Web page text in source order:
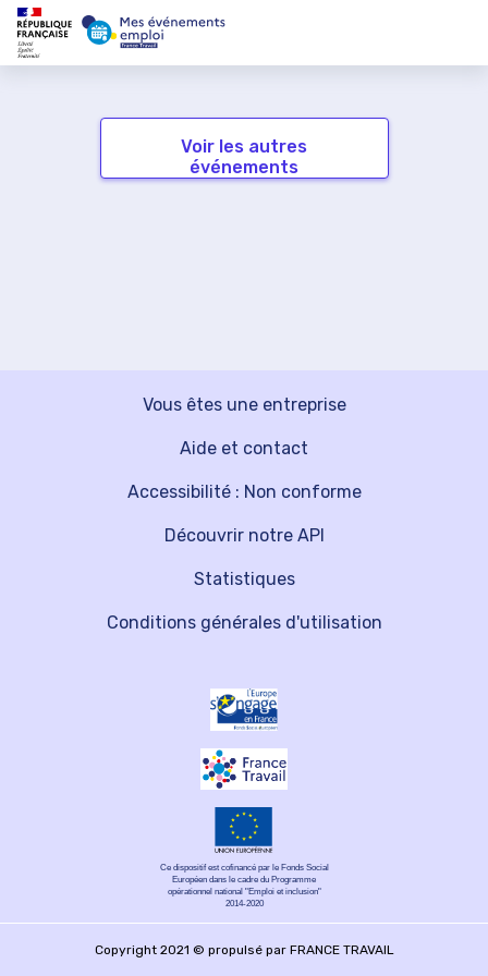
Voir les autres
événements
Vous êtes une entreprise
Découvrir notre API
Aide et contact
Statistiques
Accessibilité : Non conforme
Conditions générales d'utilisation
Ce dispositif est cofinancé par le Fonds Social
Européen dans le cadre du Programme
opérationnel national "Emploi et inclusion"
2014-2020
Copyright 2021 © propulsé par FRANCE TRAVAIL